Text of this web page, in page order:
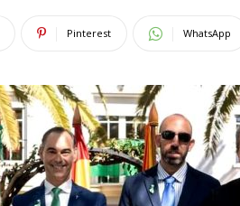
Pinterest WhatsApp